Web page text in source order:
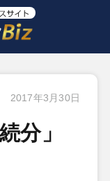
2017年3月30日
分」